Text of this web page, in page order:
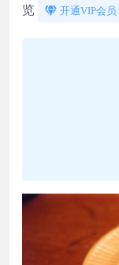
览
开通VIP会员